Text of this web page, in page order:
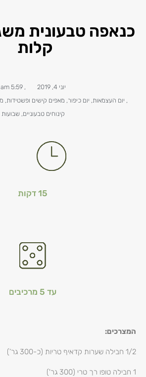
כנאפה טבעונית
קלות
יוני 4, 2019 ,
5:59 am
, יום העצמאות, יום כיפור, מאפים קישים ופשטידות,
קינוחים טבעוניים, שבועות
15 דקות
עד 5 מרכיבים
המצרכים:
1/2 חבילה שערות קדאיף טריות (כ-300 גר’)
1 חבילה טופו רך טרי (300 גר')